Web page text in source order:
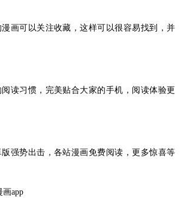
画可以关注收藏，这样可以很容易找到，并
读习惯，完美贴合大家的手机，阅读体验更
强势出击，各站漫画免费阅读，更多惊喜等